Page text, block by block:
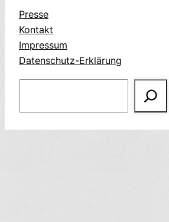
Presse
Kontakt
Impressum
Datenschutz-Erklärung